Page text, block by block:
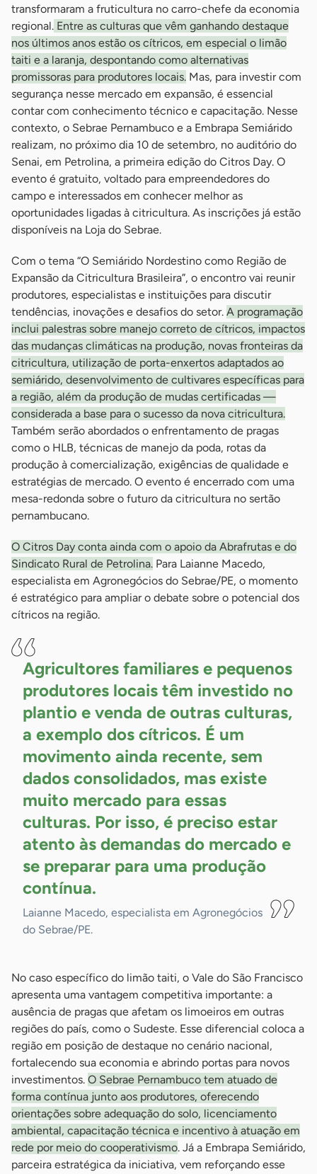
transformaram a fruticultura no carro-chefe da economia
regional. Entre as culturas que vêm ganhando destaque
nos últimos anos estão os cítricos, em especial o limão
taiti e a laranja, despontando como alternativas
promissoras para produtores locais. Mas, para investir com
segurança nesse mercado em expansão, é essencial
contar com conhecimento técnico e capacitação. Nesse
contexto, o Sebrae Pernambuco e a Embrapa Semiárido
realizam, no próximo dia 10 de setembro, no auditório do
Senai, em Petrolina, a primeira edição do Citros Day. O
evento é gratuito, voltado para empreendedores do
campo e interessados em conhecer melhor as
oportunidades ligadas à citricultura. As inscrições já estão
disponíveis na Loja do Sebrae.
Com o tema “O Semiárido Nordestino como Região de
Expansão da Citricultura Brasileira”, o encontro vai reunir
produtores, especialistas e instituições para discutir
tendências, inovações e desafios do setor. A programação
inclui palestras sobre manejo correto de cítricos, impactos
das mudanças climáticas na produção, novas fronteiras da
citricultura, utilização de porta-enxertos adaptados ao
semiárido, desenvolvimento de cultivares específicas para
a região, além da produção de mudas certificadas —
considerada a base para o sucesso da nova citricultura.
Também serão abordados o enfrentamento de pragas
como o HLB, técnicas de manejo da poda, rotas da
produção à comercialização, exigências de qualidade e
estratégias de mercado. O evento é encerrado com uma
mesa-redonda sobre o futuro da citricultura no sertão
pernambucano.
O Citros Day conta ainda com o apoio da Abrafrutas e do
Sindicato Rural de Petrolina. Para Laianne Macedo,
especialista em Agronegócios do Sebrae/PE, o momento
é estratégico para ampliar o debate sobre o potencial dos
cítricos na região.
Agricultores familiares e pequenos
produtores locais têm investido no
plantio e venda de outras culturas,
a exemplo dos cítricos. É um
movimento ainda recente, sem
dados consolidados, mas existe
muito mercado para essas
culturas. Por isso, é preciso estar
atento às demandas do mercado e
se preparar para uma produção
contínua.
Laianne Macedo, especialista em Agronegócios
do Sebrae/PE.
No caso específico do limão taiti, o Vale do São Francisco
apresenta uma vantagem competitiva importante: a
ausência de pragas que afetam os limoeiros em outras
regiões do país, como o Sudeste. Esse diferencial coloca a
região em posição de destaque no cenário nacional,
fortalecendo sua economia e abrindo portas para novos
investimentos. O Sebrae Pernambuco tem atuado de
forma contínua junto aos produtores, oferecendo
orientações sobre adequação do solo, licenciamento
ambiental, capacitação técnica e incentivo à atuação em
rede por meio do cooperativismo. Já a Embrapa Semiárido,
parceira estratégica da iniciativa, vem reforçando esse